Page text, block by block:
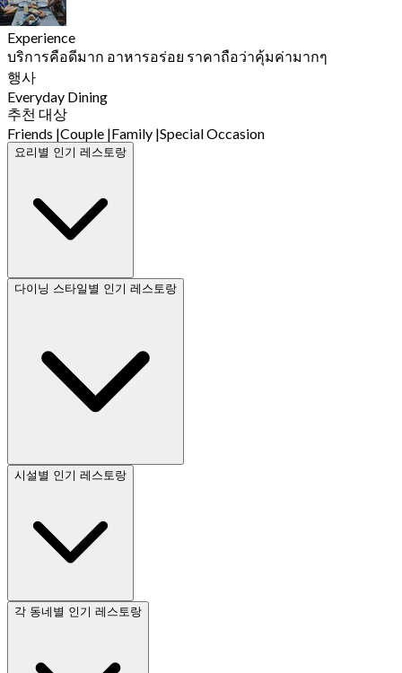
Experience
บริการคือดีมาก อาหารอร่อย ราคาถือว่าคุ้มค่ามากๆ
행사
Everyday Dining
추천 대상
Friends |Couple |Family |Special Occasion
요리별 인기 레스토랑
다이닝 스타일별 인기 레스토랑
시설별 인기 레스토랑
각 동네별 인기 레스토랑